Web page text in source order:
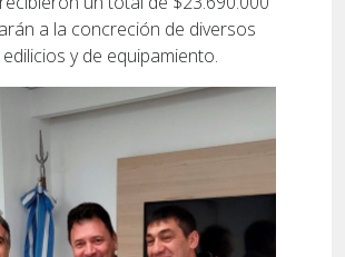
a la concreción de diversos
y de equipamiento.